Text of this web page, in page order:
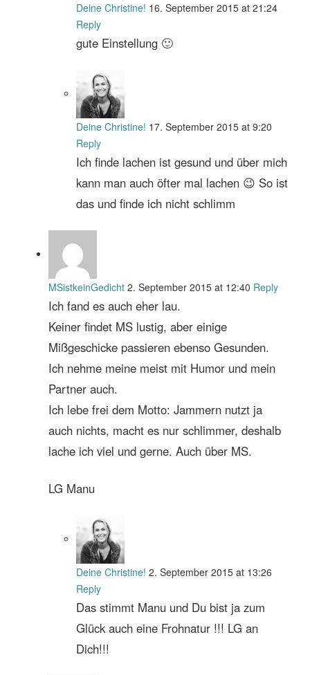
Deine Christine! 16. September 2015 at 21:24
Reply
gute Einstellung 🙂
Deine Christine! 17. September 2015 at 9:20
Reply
Ich finde lachen ist gesund und über mich
kann man auch öfter mal lachen 😉 So ist
das und finde ich nicht schlimm
MSistkeinGedicht 2. September 2015 at 12:40 Reply
Ich fand es auch eher lau.
Keiner findet MS lustig, aber einige
Mißgeschicke passieren ebenso Gesunden.
Ich nehme meine meist mit Humor und mein
Partner auch.
Ich lebe frei dem Motto: Jammern nutzt ja
auch nichts, macht es nur schlimmer, deshalb
lache ich viel und gerne. Auch über MS.
LG Manu
Deine Christine! 2. September 2015 at 13:26
Reply
Das stimmt Manu und Du bist ja zum
Glück auch eine Frohnatur !!! LG an
Dich!!!